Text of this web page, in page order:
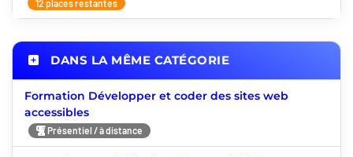
12 places restantes
DANS LA MÊME CATÉGORIE
Formation Développer et coder des sites web
accessibles
Présentiel / à distance